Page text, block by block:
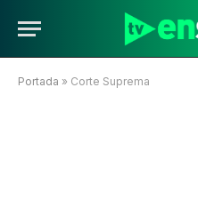
Portada » Corte Suprema